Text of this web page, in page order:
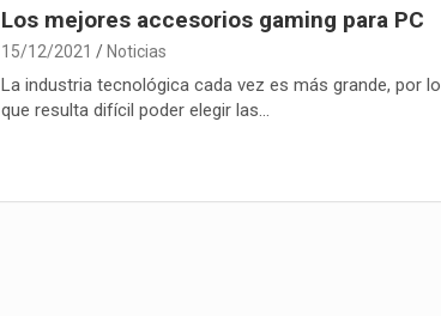
Los mejores accesorios gaming para PC
15/12/2021 Noticias
La industria tecnológica cada vez es más grande, por lo
que resulta difícil poder elegir las…